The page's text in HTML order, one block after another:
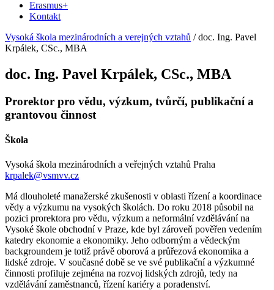
Erasmus+
Kontakt
Vysoká škola mezinárodních a verejných vztahů /doc. Ing. Pavel
Krpálek, CSc., MBA
doc. Ing. Pavel Krpálek, CSc., MBA
Prorektor pro vědu, výzkum, tvůrčí, publikační a
grantovou činnost
Škola
Vysoká škola mezinárodních a veřejných vztahů Praha
krpalek@vsmvv.cz
Má dlouholeté manažerské zkušenosti v oblasti řízení a koordinace
vědy a výzkumu na vysokých školách. Do roku 2018 působil na
pozici prorektora pro vědu, výzkum a neformální vzdělávání na
Vysoké škole obchodní v Praze, kde byl zároveň pověřen vedením
katedry ekonomie a ekonomiky. Jeho odborným a vědeckým
backgroundem je totiž právě oborová a průřezová ekonomika a
lidské zdroje. V současné době se ve své publikační a výzkumné
činnosti profiluje zejména na rozvoj lidských zdrojů, tedy na
vzdělávání zaměstnanců, řízení kariéry a poradenství.